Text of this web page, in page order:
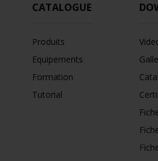
CATALOGUE
Produits
Equipements
Formation
Tutorial